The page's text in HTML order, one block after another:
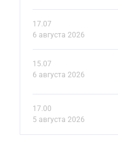
17.07
6 августа 2026
15.07
6 августа 2026
17.00
5 августа 2026